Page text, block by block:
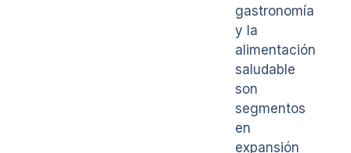
gastronomía
y la
alimentación
saludable
son
segmentos
en
expansión